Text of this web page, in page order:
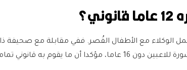
الوكلاء مع الأطفال القُصر. ففي مقابلة مع صحيفة ذا
أن ما يقوم به قانوني تماما.